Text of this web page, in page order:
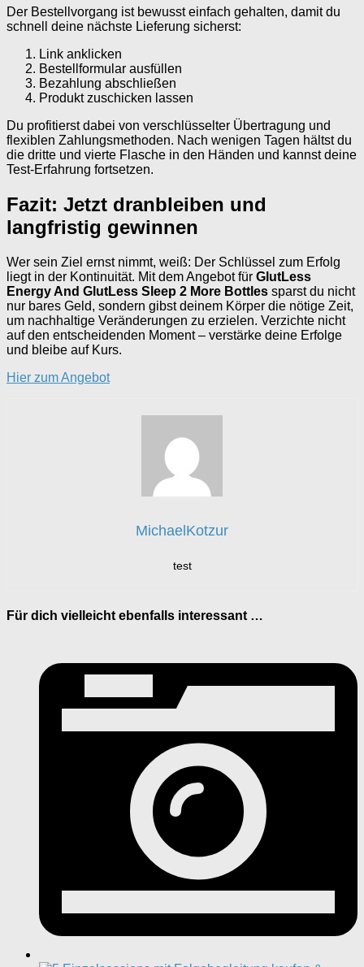
Der Bestellvorgang ist bewusst einfach gehalten, damit du
schnell deine nächste Lieferung sicherst:
Link anklicken
Bestellformular ausfüllen
Bezahlung abschließen
Produkt zuschicken lassen
Du profitierst dabei von verschlüsselter Übertragung und
flexiblen Zahlungsmethoden. Nach wenigen Tagen hältst du
die dritte und vierte Flasche in den Händen und kannst deine
Test-Erfahrung fortsetzen.
Fazit: Jetzt dranbleiben und
langfristig gewinnen
Wer sein Ziel ernst nimmt, weiß: Der Schlüssel zum Erfolg
liegt in der Kontinuität. Mit dem Angebot für GlutLess
Energy And GlutLess Sleep 2 More Bottles sparst du nicht
nur bares Geld, sondern gibst deinem Körper die nötige Zeit,
um nachhaltige Veränderungen zu erzielen. Verzichte nicht
auf den entscheidenden Moment – verstärke deine Erfolge
und bleibe auf Kurs.
Hier zum Angebot
MichaelKotzur
test
Für dich vielleicht ebenfalls interessant …